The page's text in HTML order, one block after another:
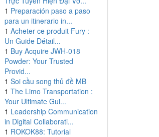
1 Preparación paso a paso
para un itinerario in...
1 Acheter ce produit Fury :
Un Guide Détail...
1 Buy Acquire JWH-018
Powder: Your Trusted
Provid...
1 Soi cầu song thủ đề MB
1 The Limo Transportation :
Your Ultimate Gui...
1 Leadership Communication
in Digital Collaborati...
1 ROKOK88: Tutorial